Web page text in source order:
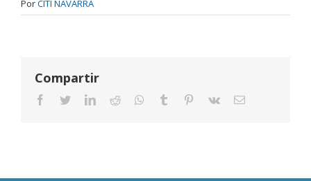
PorCITI NAVARRA
Compartir
Facebook
TwitterLinkedIn
Reddit Whatsapp
Tumblr Pinterest
Vk Email